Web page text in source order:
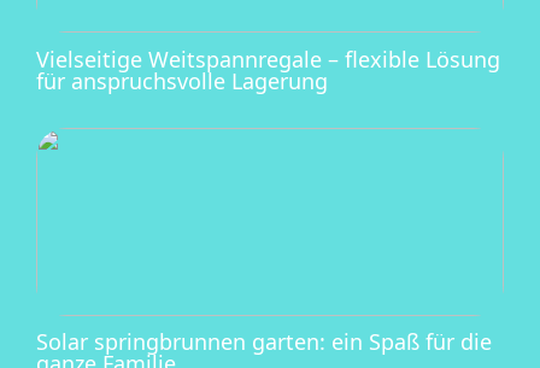
Vielseitige Weitspannregale – flexible Lösung
für anspruchsvolle Lagerung
Solar springbrunnen garten: ein Spaß für die